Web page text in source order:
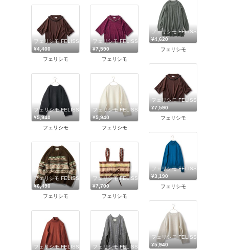
フェリシモ FELISSIMO
¥4,620
フェリシモ
フェリシモ FELISSIMO
¥4,400
フェリシモ
フェリシモ FELISSIMO
¥7,590
フェリシモ
フェリシモ FELISSIMO
¥7,590
フェリシモ
フェリシモ FELISSIMO
¥5,940
フェリシモ
フェリシモ FELISSIMO
¥5,940
フェリシモ
フェリシモ FELISSIMO
¥3,190
フェリシモ
フェリシモ FELISSIMO
¥6,490
フェリシモ
フェリシモ FELISSIMO
¥7,700
フェリシモ
フェリシモ FELISSIMO
¥5,940
フェリシモ FELISSIMO
フェリシモ FELISSIMO